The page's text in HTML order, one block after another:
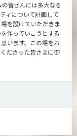
皆さんには多大なる
ィについて計画して
を設けていただきま
作っていこうとする
います。この場をお
ださった皆さまに御